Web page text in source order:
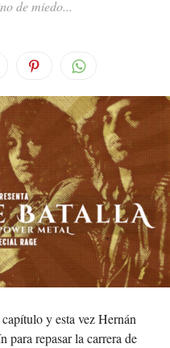
de miedo...
y esta vez Hernán
repasar la carrera de